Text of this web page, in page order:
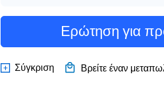
Ερώτηση για
Σύγκριση Βρείτε έναν